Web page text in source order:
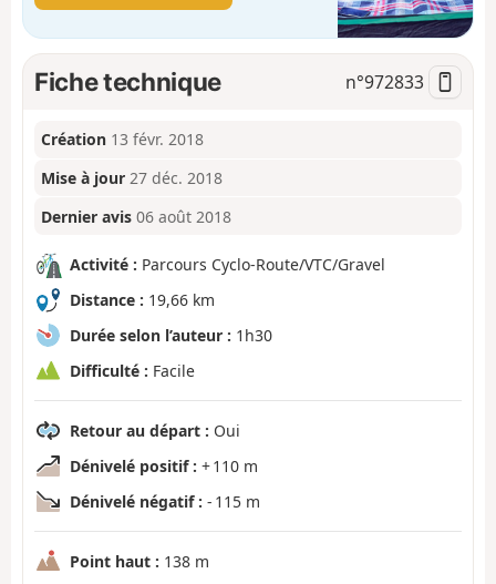
Fiche technique n°972833
Création 13 févr. 2018
Mise à jour 27 déc. 2018
Dernier avis 06 août 2018
Activité : Parcours Cyclo-Route/VTC/Gravel
Distance : 19,66 km
Durée selon l’auteur : 1h30
Difficulté : Facile
Retour au départ : Oui
Dénivelé positif : + 110 m
Dénivelé négatif : - 115 m
Point haut : 138 m